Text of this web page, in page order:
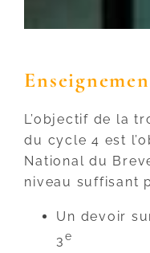
L’objectif de la
du cycle 4 est
National du
niveau suffisant
Un devoir
3e